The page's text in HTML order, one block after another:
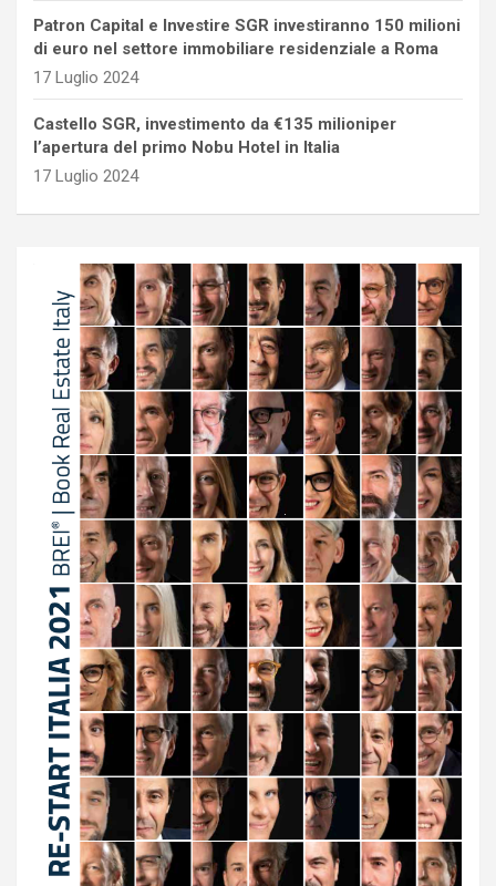
Patron Capital e Investire SGR investiranno 150 milioni
di euro nel settore immobiliare residenziale a Roma
17 Luglio 2024
Castello SGR, investimento da €135 milioniper
l’apertura del primo Nobu Hotel in Italia
17 Luglio 2024